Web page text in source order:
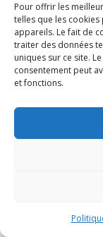
Pour offrir les
telles que les
appareils. Le fait de
traiter des données
uniques sur ce site.
consentement peut
et fonctions.